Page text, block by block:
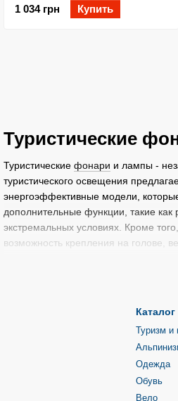
Туристические
Туристические фонари и лампы -
туристического освещения
энергоэффективные модели,
дополнительные функции, такие как
экстремальных условиях. Кроме
возможность крепления на голове,
большие кемпинговые лампы –
фонари – идеально
В ассортименте магазина Эверест
высококлассные фонарики и
качества. В зависимости от ваших
1 034 грн
Купить
Каталог
Туризм и
Одежда
Обувь
Вело